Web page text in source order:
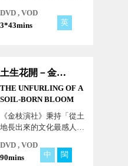
大自然的改變力量，為不
同需求的人們提供滿滿的
DVD , VOD
3*43mins
英
土生花開－金枝演社
THE UNFURLING OF A
SOIL-BORN BLOOM
《金枝演社》秉持「從土
地長出來的文化最感人」
地、人文連結，架構出在
地生命的普羅史詩，化為
DVD , VOD
90mins
中 閩